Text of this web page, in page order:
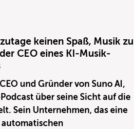
keinen Spaß, Musik zu
CEO eines KI-Musik-
und Gründer von Suno AI,
über seine Sicht auf die
Sein Unternehmen, das eine